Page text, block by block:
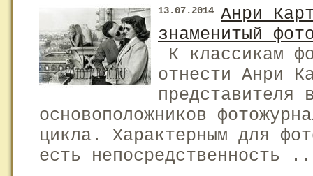
13.07.2014
Анри
знаменитый
К классикам
отнести Анри
представителя
основоположников
цикла. Характерным для
есть непосредственность